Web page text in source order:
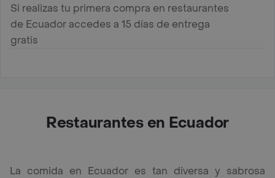
Si realizas tu primera compra en restaurantes
de Ecuador accedes a 15 días de entrega
gratis
Restaurantes en Ecuador
La comida en Ecuador es tan diversa y sabrosa